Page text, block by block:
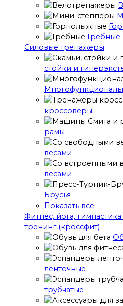
Гребные
Cиловые тренажеры
стойки и
кроссоверы
рамы
весами
весами
Брусья
Показать все
Фитнес, йога,
тренинг (кроссфит)
ленточные
трубчатые